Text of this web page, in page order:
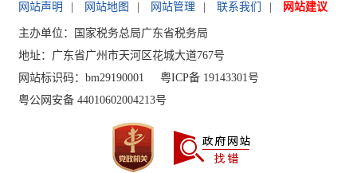
网站声明 网站地图 网站管理 联系我们 网站建议
主办单位：国家税务总局广东省税务局
地址：广东省广州市天河区花城大道767号
网站标识码：bm29190001
粤ICP备 19143301号
粤公网安备 44010602004213号